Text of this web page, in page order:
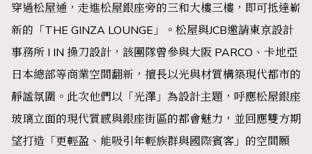
穿過松屋通，走進松屋銀座旁的三和大樓三樓，即可抵達嶄
新的「THE GINZA LOUNGE」。松屋與JCB邀請東京設計
事務所 I IN 操刀設計，該團隊曾參與大阪 PARCO、卡地亞
日本總部等商業空間翻新，擅長以光與材質構築現代都市的
靜謐氛圍。此次他們以「光澤」為設計主題，呼應松屋銀座
玻璃立面的現代質感與銀座街區的都會魅力，並回應雙方期
望打造「更輕盈、能吸引年輕族群與國際賓客」的空間願